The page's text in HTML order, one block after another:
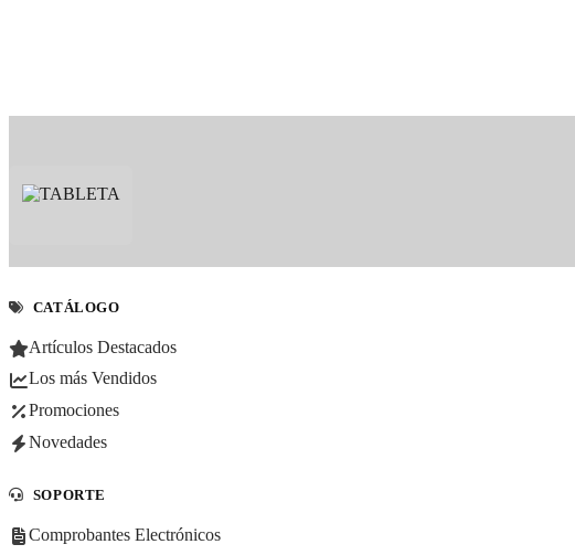
CATÁLOGO
Artículos Destacados
Los más Vendidos
Promociones
Novedades
SOPORTE
Comprobantes Electrónicos